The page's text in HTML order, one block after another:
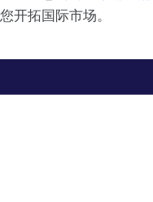
开拓国际市场。